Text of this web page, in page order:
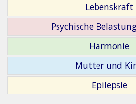
Lebenskraft
Psychische
Harmonie
Mutter und
Epilepsie